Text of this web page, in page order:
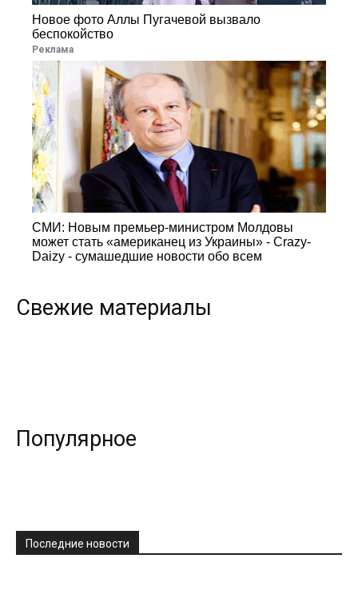
Новое фото Аллы Пугачевой вызвало
беспокойство
Реклама
СМИ: Новым премьер-министром Молдовы
может стать «американец из Украины» - Crazy-
Daizy - сумашедшие новости обо всем
Свежие материалы
Популярное
Последние новости